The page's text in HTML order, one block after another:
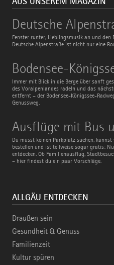
Deutsche
Fenster runter, Lieblingsmusik an und
Deutsche Alpenstraße ist nicht nur eine
Deutsche
Alpenstraße
Bodensee-
Immer mit Blick in die Berge über sanft
des Voralpenlandes radeln und das
entfernt – der Bodensee-Königssee-
Genussweg.
Bodensee-
Königssee-
Radweg
Ausflüge mit Bus
Du musst keinen Parkplatz suchen,
bestellen und ist teilweise sogar gratis:
entdecken. Ob Familienausflug,
– hier findest du ein paar Vorschläge.
Ausflüge
mit
Bus
und
Bahn
ALLGÄU ENTDECKEN
Draußen sein
Gesundheit & Genuss
Familienzeit
Kultur spüren